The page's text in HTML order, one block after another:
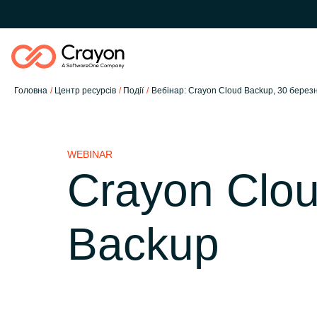
Головна Центр ресурсів Події Вебінар: Crayon Cloud Backup, 30
Global site
Austria
Технологічні партнери
Центр ресурсів
WEBINAR
Crayon
Backup